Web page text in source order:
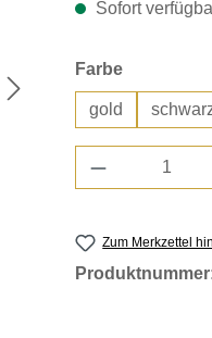
Sofort
Farbeauswählen
gold
Produkt
Zum Merkzettel